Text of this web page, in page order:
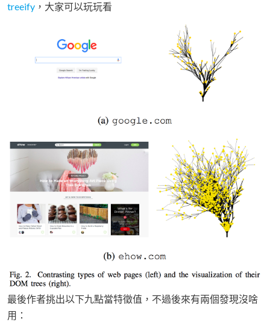
treeify ，大家可以玩玩看
最後作者挑出以下九點當特徵值，不過後來有兩個發現沒啥
用：